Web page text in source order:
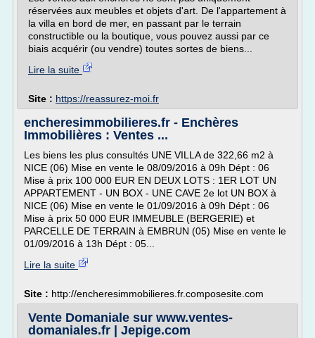
réservées aux meubles et objets d'art. De l'appartement à
la villa en bord de mer, en passant par le terrain
constructible ou la boutique, vous pouvez aussi par ce
biais acquérir (ou vendre) toutes sortes de biens...
Lire la suite
Site : https://reassurez-moi.fr
encheresimmobilieres.fr - Enchères
Immobilières : Ventes ...
Les biens les plus consultés UNE VILLA de 322,66 m2 à
NICE (06) Mise en vente le 08/09/2016 à 09h Dépt : 06
Mise à prix 100 000 EUR EN DEUX LOTS : 1ER LOT UN
APPARTEMENT - UN BOX - UNE CAVE 2e lot UN BOX à
NICE (06) Mise en vente le 01/09/2016 à 09h Dépt : 06
Mise à prix 50 000 EUR IMMEUBLE (BERGERIE) et
PARCELLE DE TERRAIN à EMBRUN (05) Mise en vente le
01/09/2016 à 13h Dépt : 05...
Lire la suite
Site : http://encheresimmobilieres.fr.composesite.com
Vente Domaniale sur www.ventes-
domaniales.fr | Jepige.com